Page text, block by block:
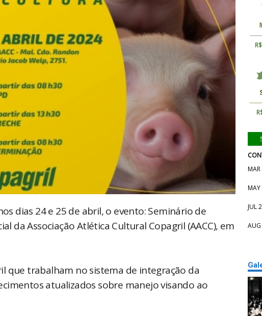
dias 24 e 25 de abril, o evento: Seminário de
da Associação Atlética Cultural Copagril (AACC), em
que trabalham no sistema de integração da
atualizados sobre manejo visando ao
JUL